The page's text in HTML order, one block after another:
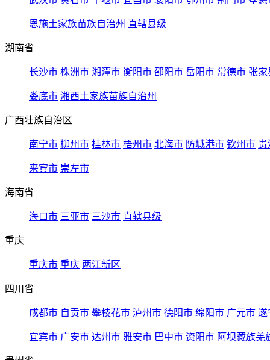
恩施土家族苗族自治州 直辖县级
湖南省
长沙市 株洲市 湘潭市 衡阳市 邵阳市 岳阳市 常德市 张家
娄底市 湘西土家族苗族自治州
广西壮族自治区
南宁市 柳州市 桂林市 梧州市 北海市 防城港市 钦州市 贵
来宾市 崇左市
海南省
海口市 三亚市 三沙市 直辖县级
重庆
重庆市 重庆 两江新区
四川省
成都市 自贡市 攀枝花市 泸州市 德阳市 绵阳市 广元市 遂
宜宾市 广安市 达州市 雅安市 巴中市 资阳市 阿坝藏族羌